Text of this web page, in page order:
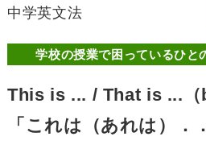
中学英文法
学校の授業で困っているひと
This is ... / That is ...（
「これは（あれは）．